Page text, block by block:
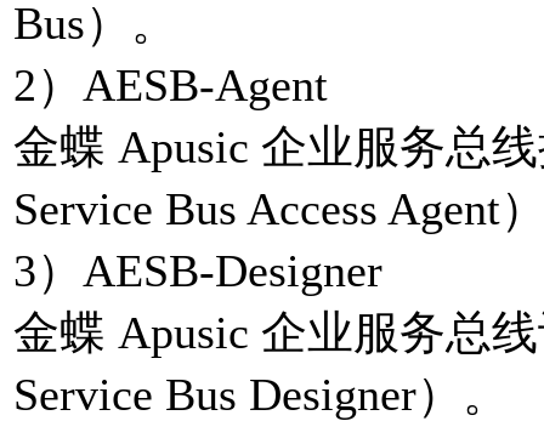
Bus）。
2）AESB-Agent
金蝶 Apusic 企业服务总
Service Bus Access Agent
3）AESB-Designer
金蝶 Apusic 企业服务总
Service Bus Designer）。